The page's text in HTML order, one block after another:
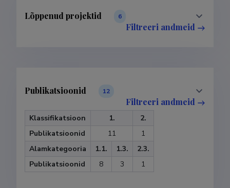
Lõppenud projektid 6
Filtreeri andmeid
Publikatsioonid 12
Filtreeri andmeid
Klassifikatsioon 1.
2.
Publikatsioonid
11
1
Alamkategooria
1.1. 1.3.
2.3.
Publikatsioonid
8 3 1